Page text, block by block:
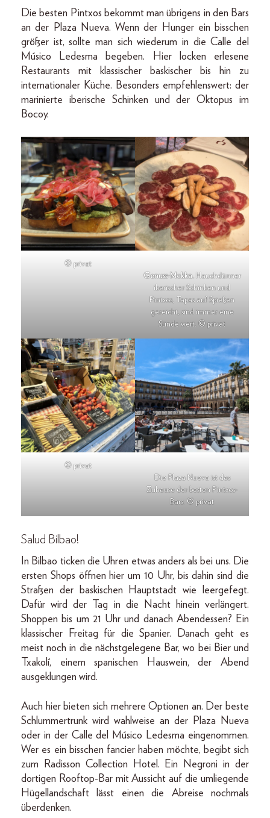
Die besten Pintxos bekommt man übrigens in den Bars
an der Plaza Nueva. Wenn der Hunger ein bisschen
größer ist, sollte man sich wiederum in die Calle del
Músico Ledesma begeben. Hier locken erlesene
Restaurants mit klassischer baskischer bis hin zu
internationaler Küche. Besonders empfehlenswert: der
marinierte iberische Schinken und der Oktopus im
Bocoy.
© privat
Genuss-Mekka. Hauchdünner
iberischer Schinken und
Pintxos, Tapas auf Spießen
gereicht, sind immer eine
Sünde wert. © privat
© privat
Die Plaza Nueva ist das
Zuhause der besten Pintxos-
Bars. © privat
Salud Bilbao!
In Bilbao ticken die Uhren etwas anders als bei uns. Die
ersten Shops öffnen hier um 10 Uhr, bis dahin sind die
Straßen der baskischen Hauptstadt wie leergefegt.
Dafür wird der Tag in die Nacht hinein verlängert.
Shoppen bis um 21 Uhr und danach Abendessen? Ein
klassischer Freitag für die Spanier. Danach geht es
meist noch in die nächstgelegene Bar, wo bei Bier und
Txakolí, einem spanischen Hauswein, der Abend
ausgeklungen wird.
Auch hier bieten sich mehrere Optionen an. Der beste
Schlummertrunk wird wahlweise an der Plaza Nueva
oder in der Calle del Músico Ledesma eingenommen.
Wer es ein bisschen fancier haben möchte, begibt sich
zum Radisson Collection Hotel. Ein Negroni in der
dortigen Rooftop-Bar mit Aussicht auf die umliegende
Hügellandschaft lässt einen die Abreise nochmals
überdenken.